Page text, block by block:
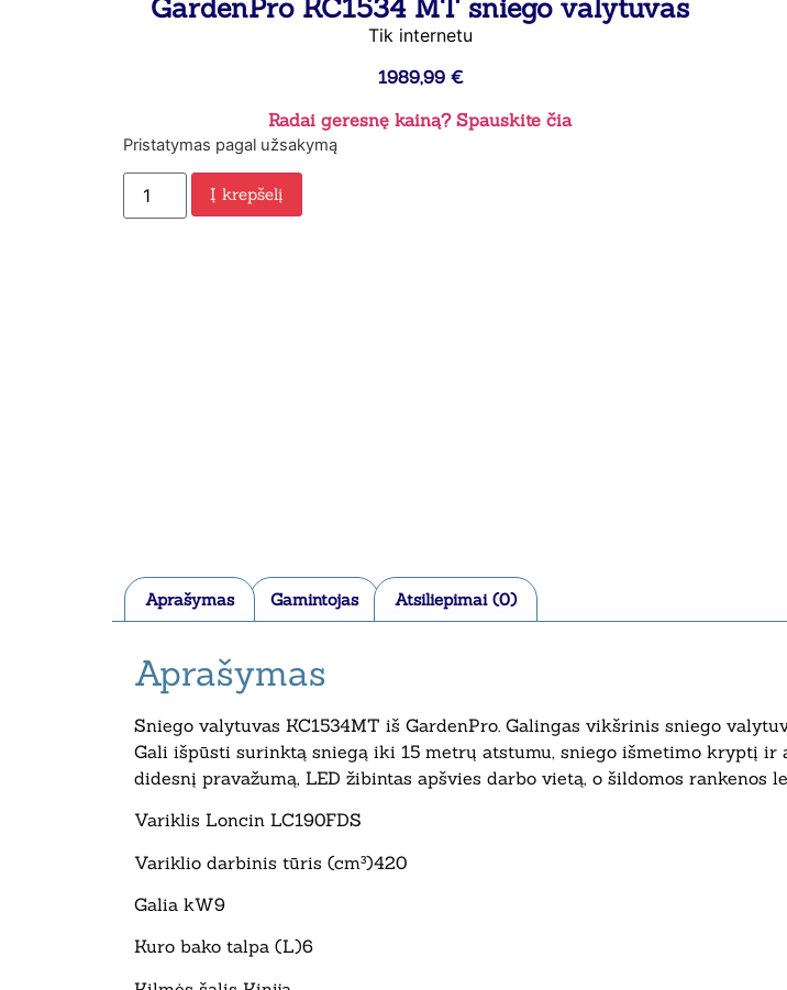
GardenPro KC1534 MT sniego valytuvas
Tik internetu
1989,99 €
Radai geresnę kainą? Spauskite čia
Pristatymas pagal užsakymą
Į krepšelį
Aprašymas Gamintojas Atsiliepimai (0)
Aprašymas
Sniego valytuvas KC1534MT iš GardenPro. Galingas vikšrinis sniego
Gali išpūsti surinktą sniegą iki 15 metrų atstumu, sniego išmetimo kryptį
didesnį pravažumą, LED žibintas apšvies darbo vietą, o šildomos rankenos
Variklis Loncin LC190FDS
Variklio darbinis tūris (cm³)420
Galia kW9
Kuro bako talpa (L)6